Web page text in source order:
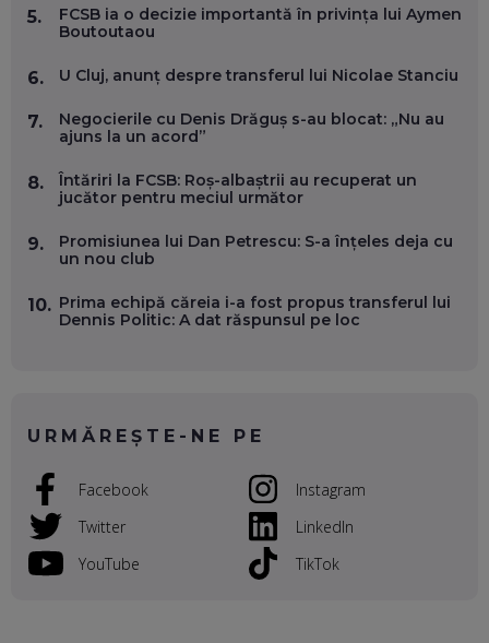
EFICIENT VIAȚA ONLINE. ȘI CARE SUNT PRIMII PAȘI ÎNTR-O
CARIERĂ DE „HACKER CU PERMIS”
DOINA VÎLCEANU, CONTENTSPEED: VREI SUCCES ONLINE?
ÎNVAȚĂ AEO ȘI GEO!
WASHINGTON, OCHELARI INTELIGENȚI ȘI FERME
VERTICALE FĂRĂ PĂMÂNT
VALENTIN VANCEA, CEO AL PATRIA BANK: AUTOMATIZĂM
VOICU OPREAN (AROBS): CUM CONSTRUIEȘTI O COMPANIE
TA LOCALĂ - ȘI CE SĂ DAI ÎNAPOI
EP. 52
ROBERT GRAUR, FOMO: SPEAKERUL PE SCENĂ, INVITATUL
ÎN SALĂ, DAR ÎNVĂȚĂM UNII DE LA CEILALȚI. VIN JASON
DERULO, STEVEN BARTLETT ȘI ALȚI PESTE 60 DE
5.
FCSB ia o decizie importantă în privința lui Aymen
Boutoutaou
6. U Cluj, anunț despre transferul lui Nicolae Stanciu
7.
Negocierile cu Denis Drăguș s-au blocat: „Nu au
ajuns la un acord”
8.
Întăriri la FCSB: Roș-albaștrii au recuperat un
jucător pentru meciul următor
9.
Promisiunea lui Dan Petrescu: S-a înțeles deja cu
un nou club
10. Prima echipă căreia i-a fost propus transferul lui
Dennis Politic: A dat răspunsul pe loc
URMĂREȘTE-NE PE
Facebook
Twitter
YouTube
Instagram
LinkedIn
TikTok